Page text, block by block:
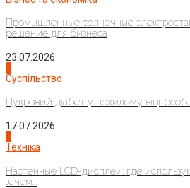
Промышленные солнечные
решение для бизнеса
23.07.2026
Суспільство
Цукровий діабет у похилому віці:
17.07.2026
Техніка
Настенные LCD-дисплеи: где
зачем...